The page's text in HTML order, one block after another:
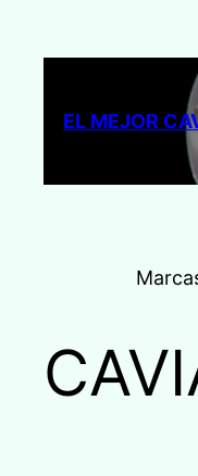
EL MEJOR